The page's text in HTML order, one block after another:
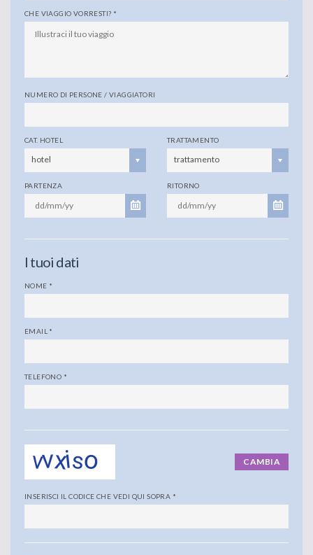
CHE VIAGGIO VORRESTI? *
NUMERO DI PERSONE / VIAGGIATORI
CAT. HOTEL
hotel
TRATTAMENTO
trattamento
PARTENZA RITORNO
I tuoi dati
NOME *
EMAIL *
TELEFONO *
CAMBIA
INSERISCI IL CODICE CHE VEDI QUI SOPRA *